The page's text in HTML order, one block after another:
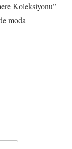
Koleksiyonu”
moda